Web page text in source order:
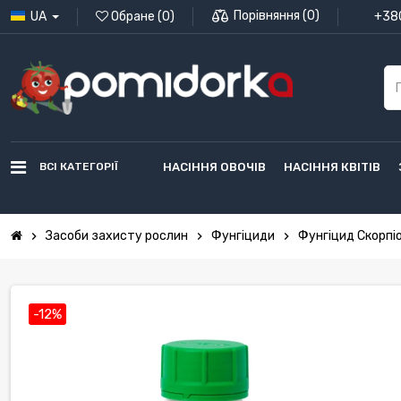
UA Обране (0) Порівняння (0)
ВСІ КАТЕГОРІЇ НАСІННЯ ОВОЧІВ НАСІННЯ КВІТІВ
chevron_right Засоби захисту рослин chevron_right Фунгіциди chevron_right Фунгіцид
-12%